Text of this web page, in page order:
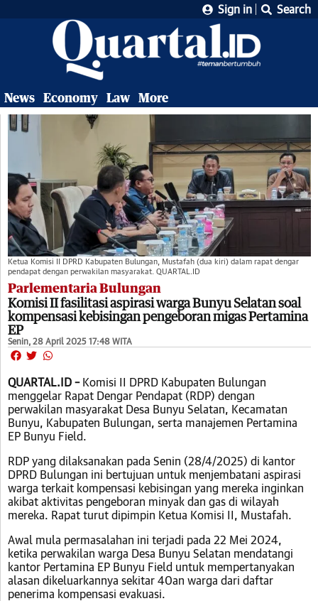
Sign in Search
News Economy Law More
Ketua Komisi II DPRD Kabupaten Bulungan, Mustafah (dua kiri) dalam rapat dengar
pendapat dengan perwakilan masyarakat. QUARTAL.ID
Parlementaria Bulungan
Komisi II fasilitasi aspirasi warga Bunyu Selatan soal
kompensasi kebisingan pengeboran migas Pertamina
EP
Senin, 28 April 2025 17:48 WITA
QUARTAL.ID – Komisi II DPRD Kabupaten Bulungan
menggelar Rapat Dengar Pendapat (RDP) dengan
perwakilan masyarakat Desa Bunyu Selatan, Kecamatan
Bunyu, Kabupaten Bulungan, serta manajemen Pertamina
EP Bunyu Field.
RDP yang dilaksanakan pada Senin (28/4/2025) di kantor
DPRD Bulungan ini bertujuan untuk menjembatani aspirasi
warga terkait kompensasi kebisingan yang mereka inginkan
akibat aktivitas pengeboran minyak dan gas di wilayah
mereka. Rapat turut dipimpin Ketua Komisi II, Mustafah.
Awal mula permasalahan ini terjadi pada 22 Mei 2024,
ketika perwakilan warga Desa Bunyu Selatan mendatangi
kantor Pertamina EP Bunyu Field untuk mempertanyakan
alasan dikeluarkannya sekitar 40an warga dari daftar
penerima kompensasi evakuasi.